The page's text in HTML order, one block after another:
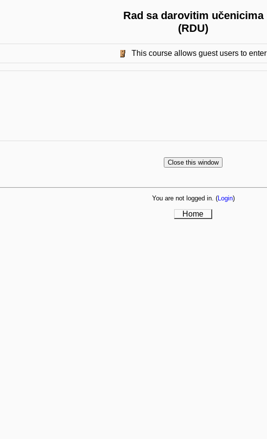
Rad sa darovitim učenicima
(RDU)
This course allows guest users to enter
You are not logged in. (Login)
Home